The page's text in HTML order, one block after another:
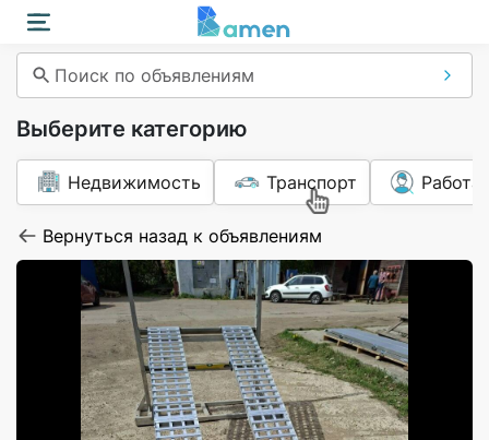
Поиск по объявлениям
Выберите категорию
Недвижимость Транспорт Работа
Вернуться назад к объявлениям